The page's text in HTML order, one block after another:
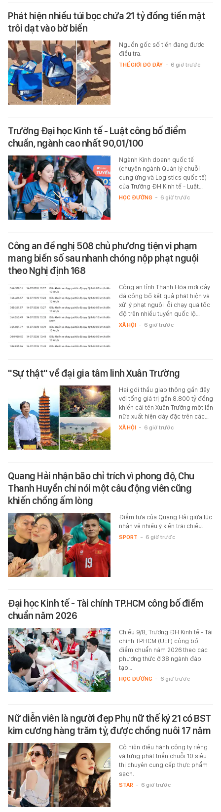
Phát hiện nhiều túi bọc chứa 21 tỷ đồng tiền mặt
trôi dạt vào bờ biển
Nguồn gốc số tiền đang được
điều tra.
THẾ GIỚI ĐÓ ĐÂY - 6 giờ trước
Trường Đại học Kinh tế - Luật công bố điểm
chuẩn, ngành cao nhất 90,01/100
Ngành Kinh doanh quốc tế
(chuyên ngành Quản lý chuỗi
cung ứng và Logistics quốc tế)
của Trường ĐH Kinh tế - Luật…
HỌC ĐƯỜNG - 6 giờ trước
Công an đề nghị 508 chủ phương tiện vi phạm
mang biển số sau nhanh chóng nộp phạt nguội
theo Nghị định 168
Công an tỉnh Thanh Hóa mới đây
đã công bố kết quả phát hiện và
xử lý phạt nguội lỗi chạy quá tốc
độ trên nhiều tuyến quốc lộ…
XÃ HỘI - 6 giờ trước
"Sự thật" về đại gia tâm linh Xuân Trường
Hai gói thầu giao thông gần đây
với tổng giá trị gần 8.800 tỷ đồng
khiến cái tên Xuân Trường một lần
nữa xuất hiện dày đặc trên các…
XÃ HỘI - 6 giờ trước
Quang Hải nhận bão chỉ trích vì phong độ, Chu
Thanh Huyền chỉ nói một câu động viên cũng
khiến chồng ấm lòng
Điểm tựa của Quang Hải giữa lúc
nhận về nhiều ý kiến trái chiều.
SPORT - 6 giờ trước
Đại học Kinh tế - Tài chính TP.HCM công bố điểm
chuẩn năm 2026
Chiều 9/8, Trường ĐH Kinh tế - Tài
chính TP.HCM (UEF) công bố
điểm chuẩn năm 2026 theo các
phương thức ở 38 ngành đào
tạo…
HỌC ĐƯỜNG - 6 giờ trước
Nữ diễn viên là người đẹp Phụ nữ thế kỷ 21 có BST
kim cương hàng trăm tỷ, được chồng nuôi 17 năm
Cô hiện điều hành công ty riêng
và từng phát triển chuỗi 10 siêu
thị chuyên cung cấp thực phẩm
sạch.
STAR - 6 giờ trước